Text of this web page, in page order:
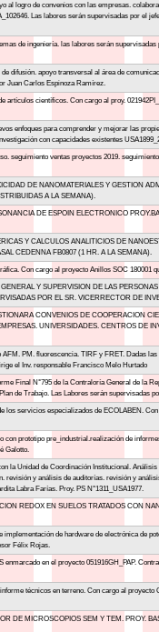
al logro de convenios con las empresas.
Las labores serán supervisadas por el
de ingeniería. las labores serán
difusión. apoyo transversal al área de
Juan Carlos Espinoza Ramírez.
artículos científicos. Con cargo al proy.
enfoques para comprender y mejorar las
con capacidades existentes
seguimiento ventas proyectos 2019.
DE NANOMATERIALES Y GESTION
A LA SEMANA).
DE ESPOIN ELECTRONICO
Y CALCULOS ANALITICIOS DE
CEDENNA FB0807 (1 HR. A LA SEMANA).
Con cargo al proyecto Anillos SOC 180001
Y SUPERVISION DE LAS
POR EL SR. VICERRECTOR DE
CONVENIOS DE COOPERACION
UNIVERSIDADES. CENTROS DE
PM. fluorescencia. TIRF y FRET. Dadas
el Inv. responsable Francisco Melo Hurtado
Final N°795 de la Contraloría General de la
de Trabajo. Las Labores serán supervisadas
los servicios especializados de ECOLABEN.
con prototipo pre_industrial.realización de
Galotto.
la Unidad de Coordinación Institucional.
revisión y análisis de auditorías. revisión y
Labra Farías. Proy. PS N°1311_USA1977.
REDOX EN SUELOS TRATADOS CON
de hardware de electrónica de
Félix Rojas.
enmarcado en el proyecto 051916GH_PAP.
técnicos en terreno. Con cargo al proyecto
DE MICROSCOPIOS SEM Y TEM. PROY.